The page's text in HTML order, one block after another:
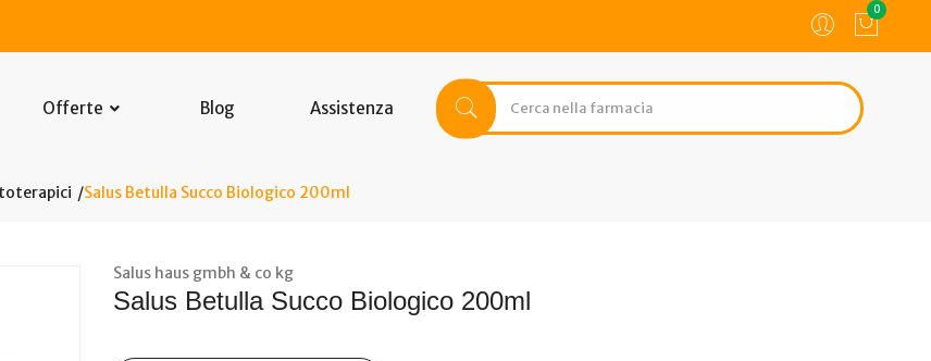
0
Offerte Blog Assistenza
Salus Betulla Succo Biologico 200ml
Salus haus gmbh & co kg
Salus Betulla Succo Biologico 200ml